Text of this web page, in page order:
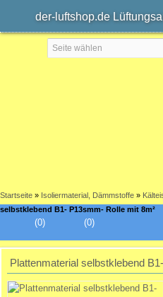
der-luftshop.de
Startseite » Isoliermaterial, Dämmstoffe »
selbstklebend B1- P13smm- Rolle mit 8m²
(0)
(0)
Plattenmaterial selbstklebend